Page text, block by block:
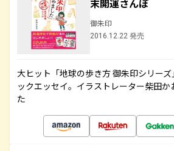
末開運さんぽ
御朱印
2016.12.22 発売
大ヒット「地球の歩き方 御朱印シリー
ックエッセイ。イラストレーター柴田か
た